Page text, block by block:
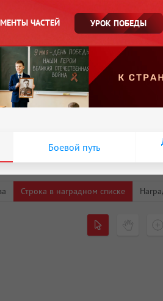
ЧАСТЕЙ УРОК ПОБЕДЫ
Боевой путь
Строка в наградном списке